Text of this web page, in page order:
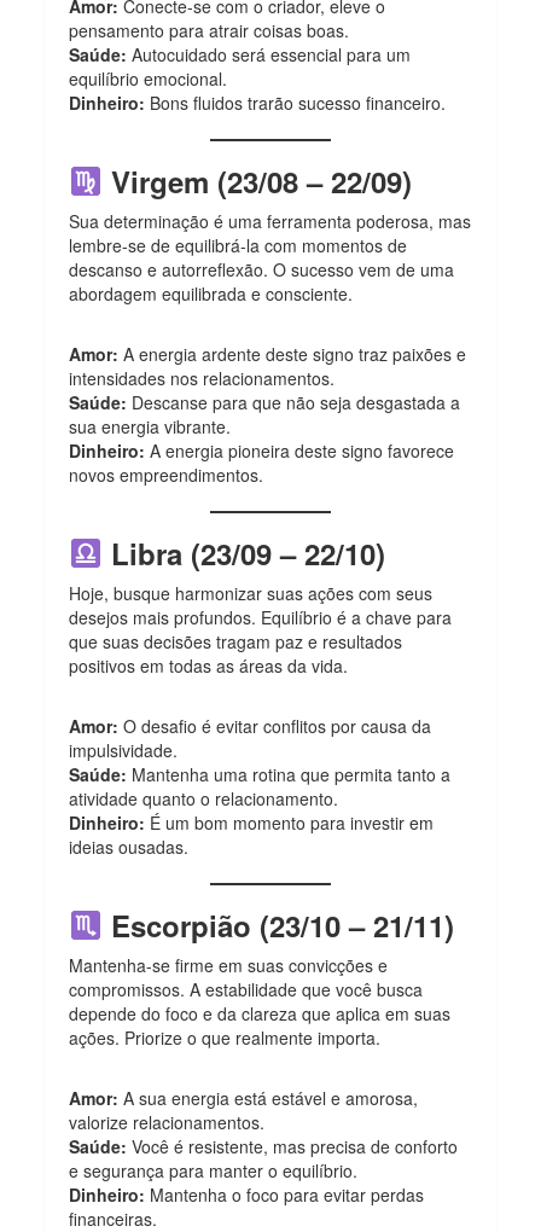
Amor: Conecte-se com o criador, eleve o
pensamento para atrair coisas boas.
Saúde: Autocuidado será essencial para um
equilíbrio emocional.
Dinheiro: Bons fluidos trarão sucesso financeiro.
Virgem (23/08 – 22/09)
Sua determinação é uma ferramenta poderosa, mas
lembre-se de equilibrá-la com momentos de
descanso e autorreflexão. O sucesso vem de uma
abordagem equilibrada e consciente.
Amor: A energia ardente deste signo traz paixões e
intensidades nos relacionamentos.
Saúde: Descanse para que não seja desgastada a
sua energia vibrante.
Dinheiro: A energia pioneira deste signo favorece
novos empreendimentos.
Libra (23/09 – 22/10)
Hoje, busque harmonizar suas ações com seus
desejos mais profundos. Equilíbrio é a chave para
que suas decisões tragam paz e resultados
positivos em todas as áreas da vida.
Amor: O desafio é evitar conflitos por causa da
impulsividade.
Saúde: Mantenha uma rotina que permita tanto a
atividade quanto o relacionamento.
Dinheiro: É um bom momento para investir em
ideias ousadas.
Escorpião (23/10 – 21/11)
Mantenha-se firme em suas convicções e
compromissos. A estabilidade que você busca
depende do foco e da clareza que aplica em suas
ações. Priorize o que realmente importa.
Amor: A sua energia está estável e amorosa,
valorize relacionamentos.
Saúde: Você é resistente, mas precisa de conforto
e segurança para manter o equilíbrio.
Dinheiro: Mantenha o foco para evitar perdas
financeiras.